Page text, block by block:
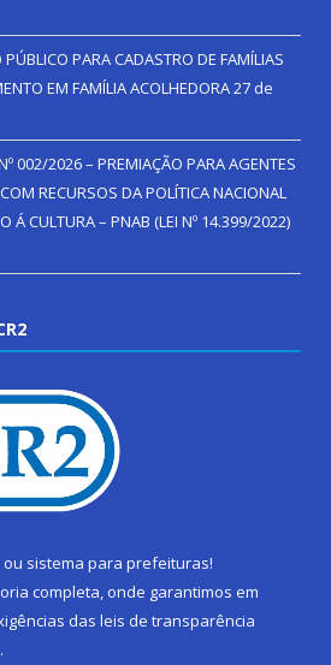
PARA CADASTRO DE FAMÍLIAS
EM FAMÍLIA ACOLHEDORA27 de
002/2026 – PREMIAÇÃO PARA AGENTES
RECURSOS DA POLÍTICA NACIONAL
Á CULTURA – PNAB (LEI Nº 14.399/2022)
ou sistema para prefeituras!
completa, onde garantimos em
das leis de transparência